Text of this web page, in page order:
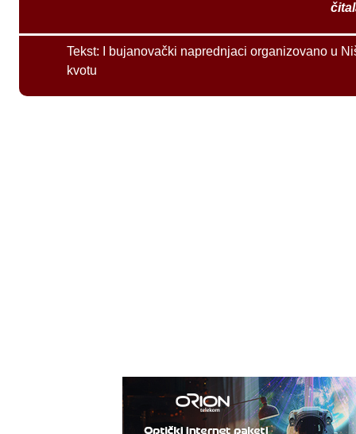
Tekst:
I bujanovački naprednjaci organizovano u
kvotu